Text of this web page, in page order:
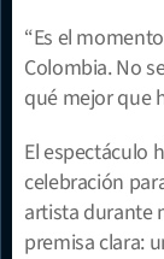
“Es el
Colombia. No
qué mejor que
El espectáculo
celebración
artista durante
premisa clara: